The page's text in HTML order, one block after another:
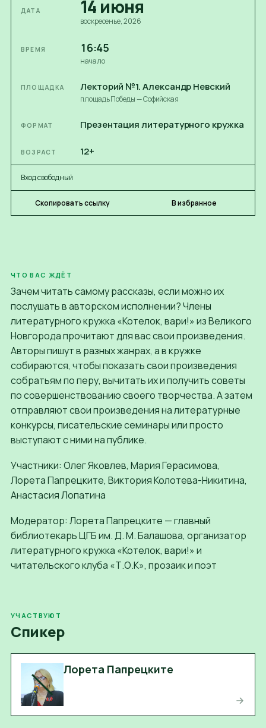
ЧТО ВАС ЖДЁТ
Зачем читать самому рассказы, если можно их
послушать в авторском исполнении? Члены
литературного кружка «Котелок, вари!» из Великого
Новгорода прочитают для вас свои произведения.
Авторы пишут в разных жанрах, а в кружке
собираются, чтобы показать свои произведения
собратьям по перу, вычитать их и получить советы
по совершенствованию своего творчества. А затем
отправляют свои произведения на литературные
конкурсы, писательские семинары или просто
выступают с ними на публике.
Участники: Олег Яковлев, Мария Герасимова,
Лорета Папрецките, Виктория Колотева-Никитина,
Анастасия Лопатина
Модератор: Лорета Папрецките — главный
библиотекарь ЦГБ им. Д. М. Балашова, организатор
литературного кружка «Котелок, вари!» и
читательского клуба «Т.О.К», прозаик и поэт
УЧАСТВУЮТ
Спикер
Лорета Папрецките
ДАТА 14 июня
воскресенье, 2026
ВРЕМЯ 16:45
начало
ПЛОЩАДКА Лекторий №1. Александр Невский
площадь Победы — Софийская
ФОРМАТ Презентация литературного кружка
ВОЗРАСТ 12+
Вход свободный
Скопировать ссылку В избранное